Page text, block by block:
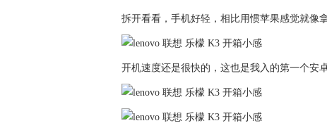
拆开看看，手机好轻，相比用惯苹果感觉就像
开机速度还是很快的，这也是我入的第一个安